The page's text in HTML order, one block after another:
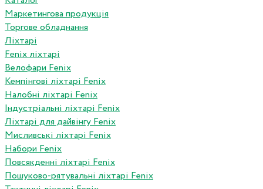
Маркетингова продукція
Торгове обладнання
Ліхтарі
Fenix ліхтарі
Велофари Fenix
Кемпінгові ліхтарі Fenix
Налобні ліхтарі Fenix
Індустріальні ліхтарі Fenix
Ліхтарі для дайвінгу Fenix
Мисливські ліхтарі Fenix
Набори Fenix
Повсякденні ліхтарі Fenix
Пошуково-рятувальні ліхтарі Fenix